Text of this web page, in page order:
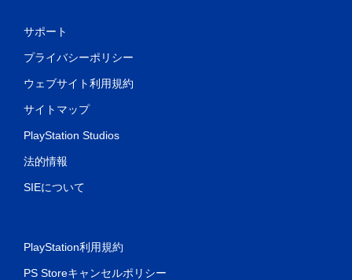
サポート
プライバシーポリシー
ウェブサイト利用規約
サイトマップ
PlayStation Studios
法的情報
SIEについて
PlayStation利用規約
PS Storeキャンセルポリシー